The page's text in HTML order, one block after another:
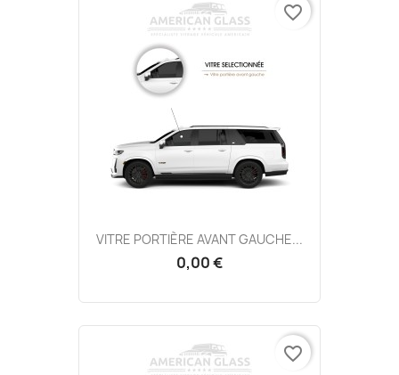
VITRE PORTIÈRE AVANT GAUCHE...
0,00 €
favorite_border
favorite_border